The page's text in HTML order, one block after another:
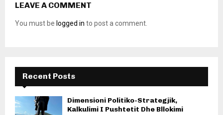
LEAVE A COMMENT
You must be logged in to post a comment.
Recent Posts
Dimensioni Politiko-Strategjik,
Kalkulimi I Pushtetit Dhe Bllokimi